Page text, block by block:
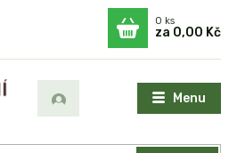
Menu
0ks
za 0,00 Kč